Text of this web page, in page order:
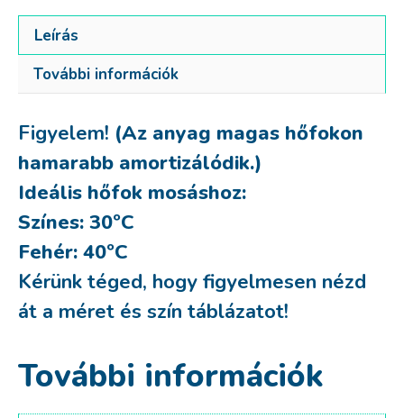
Leírás
További információk
Figyelem! (Az anyag magas hőfokon
hamarabb amortizálódik.)
Ideális hőfok mosáshoz:
Színes: 30ºC
Fehér: 40ºC
Kérünk téged, hogy figyelmesen nézd
át a méret és szín táblázatot!
További információk